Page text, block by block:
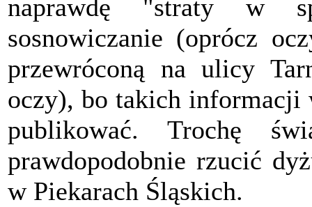
naprawdę "straty w
sosnowiczanie (oprócz
przewróconą na ulicy
oczy), bo takich informacji
publikować. Trochę
prawdopodobnie rzucić
w Piekarach Śląskich.